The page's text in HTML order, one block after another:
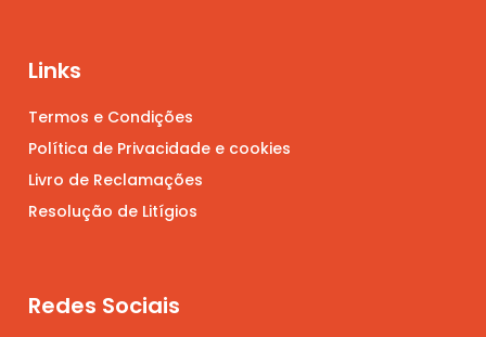
Links
Termos e Condições
Política de Privacidade e cookies
Livro de Reclamações
Resolução de Litígios
Redes Sociais